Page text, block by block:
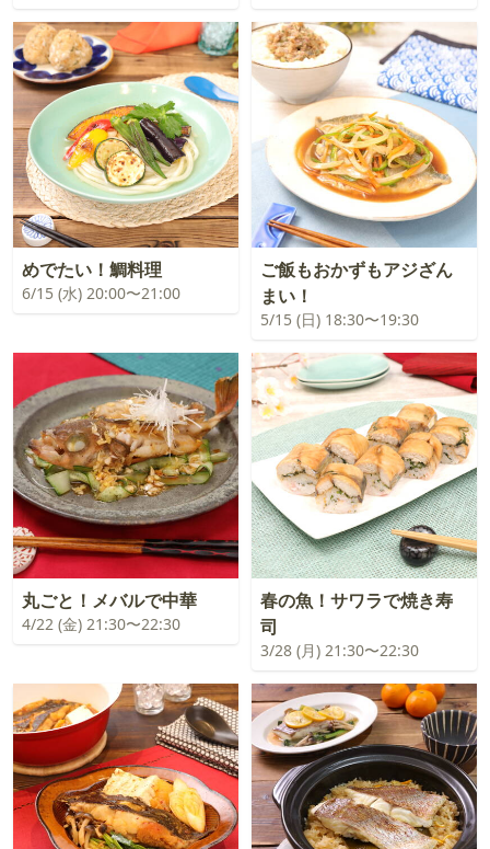
めでたい！鯛料理
6/15 (水) 20:00〜21:00
ご飯もおかずもアジざん
まい！
5/15 (日) 18:30〜19:30
丸ごと！メバルで中華
4/22 (金) 21:30〜22:30
春の魚！サワラで焼き寿
司
3/28 (月) 21:30〜22:30